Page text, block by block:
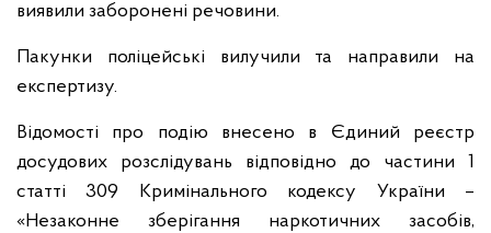
виявили заборонені речовини.
Пакунки поліцейські вилучили та направили на
експертизу.
Відомості про подію внесено в Єдиний реєстр
досудових розслідувань відповідно до частини 1
статті 309 Кримінального кодексу України –
«Незаконне зберігання наркотичних засобів,